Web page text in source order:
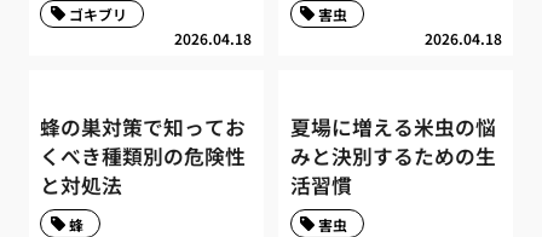
2026.04.18
ゴキブリ
2026.04.18
害虫
蜂の巣対策で知ってお
くべき種類別の危険性
と対処法
蜂
夏場に増える米虫の悩
みと決別するための生
活習慣
害虫